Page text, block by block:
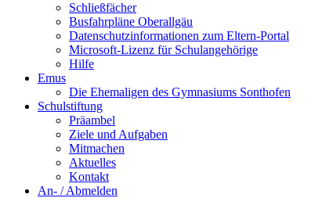
Schließfächer
Busfahrpläne Oberallgäu
Datenschutzinformationen zum Eltern-Portal
Microsoft-Lizenz für Schulangehörige
Hilfe
Emus
Die Ehemaligen des Gymnasiums Sonthofen
Schulstiftung
Präambel
Ziele und Aufgaben
Mitmachen
Aktuelles
Kontakt
An- / Abmelden